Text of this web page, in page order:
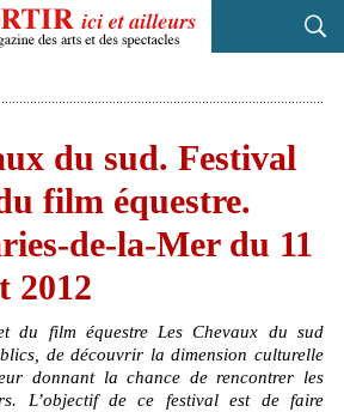
du sud. Festival
film équestre.
de-la-Mer du 11
2012
du film équestre Les Chevaux du sud
de découvrir la dimension culturelle
donnant la chance de rencontrer les
L’objectif de ce festival est de faire